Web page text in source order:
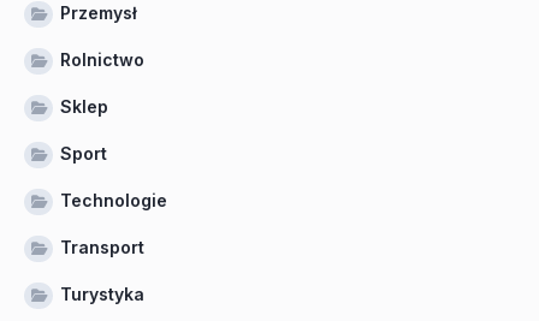
Przemysł
Rolnictwo
Sklep
Sport
Technologie
Transport
Turystyka